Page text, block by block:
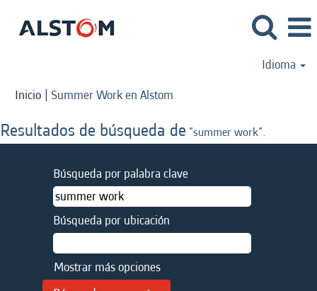
Idioma
Inicio | Summer Work en Alstom
Resultados de búsqueda de "summer work".
Búsqueda por palabra clave
Búsqueda por ubicación
Mostrar más opciones